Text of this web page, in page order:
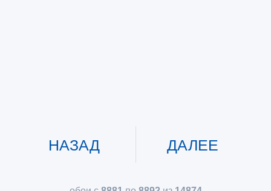
НАЗАД ДАЛЕЕ